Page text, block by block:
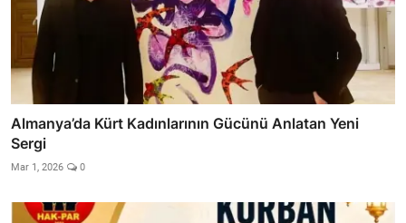
Almanya’da Kürt Kadınlarının Gücünü Anlatan Yeni
Sergi
Mar 1, 2026 0